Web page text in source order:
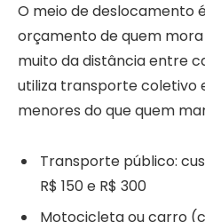
O meio de deslocamento
orçamento de quem
muito da distância entre
utiliza transporte coletivo
menores do que quem
Transporte público:
R$ 150 e R$ 300
Motocicleta ou carro